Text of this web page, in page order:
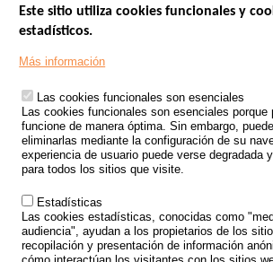
Footer
TRATAMIENTO DE DATOS PERSONALES
ACCIDENTES DE TRÁFICO
ESTUDIOS
CONVOCATORIA DE PROYECTOS DE ESTUDIOS
POLÍTICA DE SEGURIDAD VIAL
Outils
EVENTOS
Este sitio utiliza cookies funcionales y
estadísticos.
Más información
Las cookies funcionales son esenciales
Las cookies funcionales son esenciales porque
funcione de manera óptima. Sin embargo,
eliminarlas mediante la configuración de su
experiencia de usuario puede verse degradada
para todos los sitios que visite.
Estadísticas
Las cookies estadísticas, conocidas como
audiencia", ayudan a los propietarios de los
recopilación y presentación de información